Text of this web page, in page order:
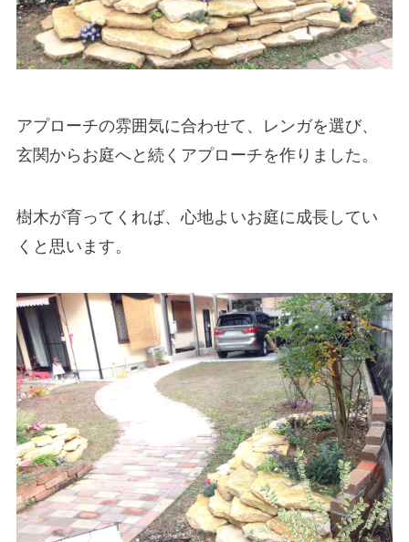
アプローチの雰囲気に合わせて、レンガを選び、
玄関からお庭へと続くアプローチを作りました。
樹木が育ってくれば、心地よいお庭に成長してい
くと思います。